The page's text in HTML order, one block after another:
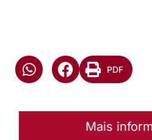
PDF
Mais